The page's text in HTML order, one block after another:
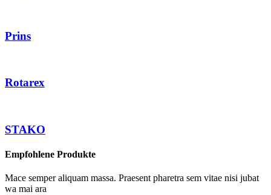
Prins
Rotarex
STAKO
Empfohlene Produkte
Mace semper aliquam massa. Praesent pharetra sem vitae nisi jubat
wa mai ara